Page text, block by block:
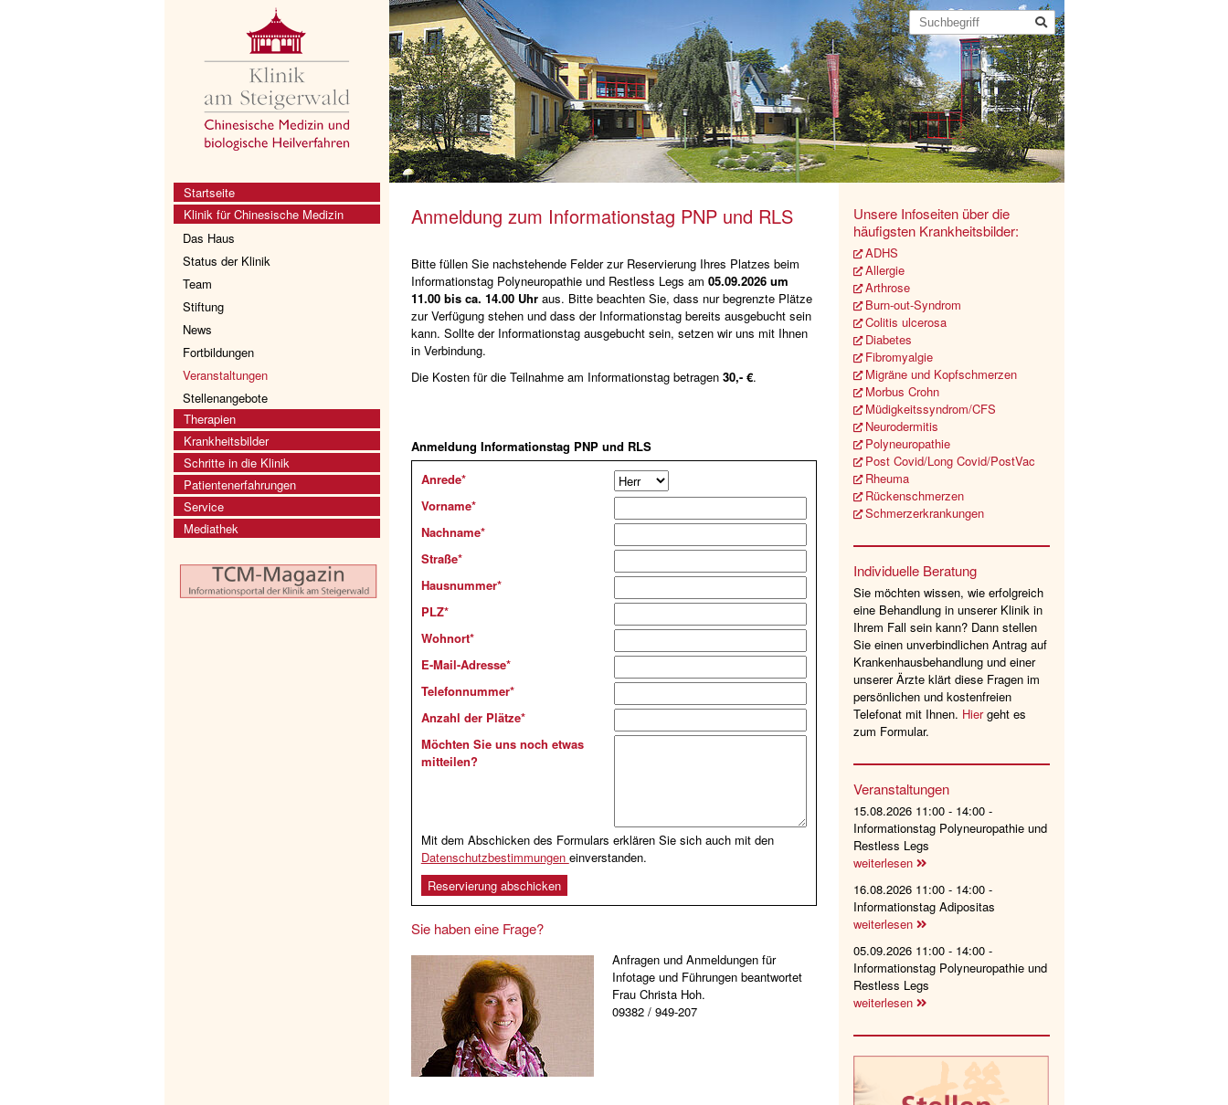
Startseite
Klinik für Chinesische Medizin
Das Haus
Status der Klinik
Team
Stiftung
News
Fortbildungen
Veranstaltungen
Stellenangebote
Therapien
Krankheitsbilder
Schritte in die Klinik
Patientenerfahrungen
Service
Mediathek
Anmeldung zum Informationstag PNP und RLS
Bitte füllen Sie nachstehende Felder zur Reservierung Ihres Platzes beim
Informationstag Polyneuropathie und Restless Legs am 05.09.2026 um
11.00 bis ca. 14.00 Uhraus. Bitte beachten Sie, dass nur begrenzte Plätze
zur Verfügung stehen und dass der Informationstag bereits ausgebucht sein
kann. Sollte der Informationstag ausgebucht sein, setzen wir uns mit Ihnen
in Verbindung.
Die Kosten für die Teilnahme am Informationstag betragen 30,- €.
Anmeldung Informationstag PNP und RLS
Anrede*
Vorname*
Nachname*
Straße*
Hausnummer*
PLZ*
Wohnort*
E-Mail-Adresse*
Telefonnummer*
Anzahl der Plätze*
Möchten Sie uns noch etwas
mitteilen?
Mit dem Abschicken des Formulars erklären Sie sich auch mit den
Datenschutzbestimmungen einverstanden.
Sie haben eine Frage?
Anfragen und Anmeldungen für
Infotage und Führungen beantwortet
Frau Christa Hoh.
09382 / 949-207
Unsere Infoseiten über die
häufigsten Krankheitsbilder:
ADHS
Allergie
Arthrose
Burn-out-Syndrom
Colitis ulcerosa
Diabetes
Fibromyalgie
Migräne und Kopfschmerzen
Morbus Crohn
Müdigkeitssyndrom/CFS
Neurodermitis
Polyneuropathie
Post Covid/Long Covid/PostVac
Rheuma
Rückenschmerzen
Schmerzerkrankungen
Individuelle Beratung
Sie möchten wissen, wie erfolgreich
eine Behandlung in unserer Klinik in
Ihrem Fall sein kann? Dann stellen
Sie einen unverbindlichen Antrag auf
Krankenhausbehandlung und einer
unserer Ärzte klärt diese Fragen im
persönlichen und kostenfreien
Telefonat mit Ihnen. Hiergeht es
zum Formular.
Veranstaltungen
15.08.2026 11:00 - 14:00 -
Informationstag Polyneuropathie und
Restless Legs
weiterlesen
16.08.2026 11:00 - 14:00 -
Informationstag Adipositas
weiterlesen
05.09.2026 11:00 - 14:00 -
Informationstag Polyneuropathie und
Restless Legs
weiterlesen